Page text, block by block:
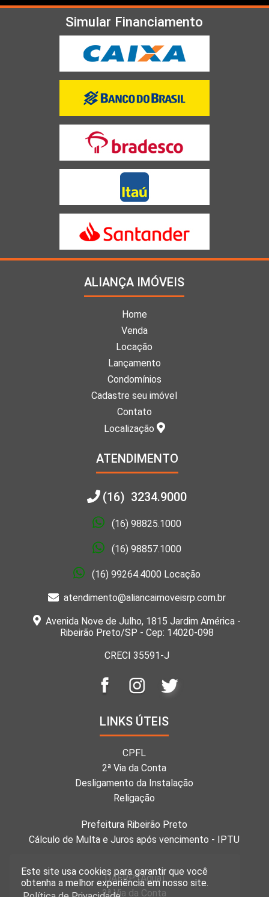
Este site usa cookies para garantir que você
obtenha a melhor experiência em nosso site.
Simular Financiamento
ALIANÇA IMÓVEIS
Home
Venda
Locação
Lançamento
Condomínios
Cadastre seu imóvel
Contato
Localização
ATENDIMENTO
(16) 3234.9000
(16) 98825.1000
(16) 98857.1000
(16) 99264.4000 Locação
atendimento@aliancaimoveisrp.com.br
Avenida Nove de Julho, 1815 Jardim América -
Ribeirão Preto/SP - Cep: 14020-098
CRECI 35591-J
LINKS ÚTEIS
CPFL
2ª Via da Conta
Desligamento da Instalação
Religação
Prefeitura Ribeirão Preto
Cálculo de Multa e Juros após vencimento - IPTU
DAERP (Água)
2ª Via da Conta